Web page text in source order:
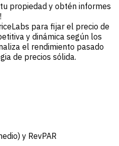
propiedad y obtén informes
para fijar el precio de
y dinámica según los
el rendimiento pasado
de precios sólida.
y RevPAR